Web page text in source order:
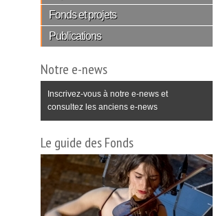
Fonds et projets
Publications
Notre e-news
Inscrivez-vous à notre e-news et
consultez les anciens e-news
Le guide des Fonds